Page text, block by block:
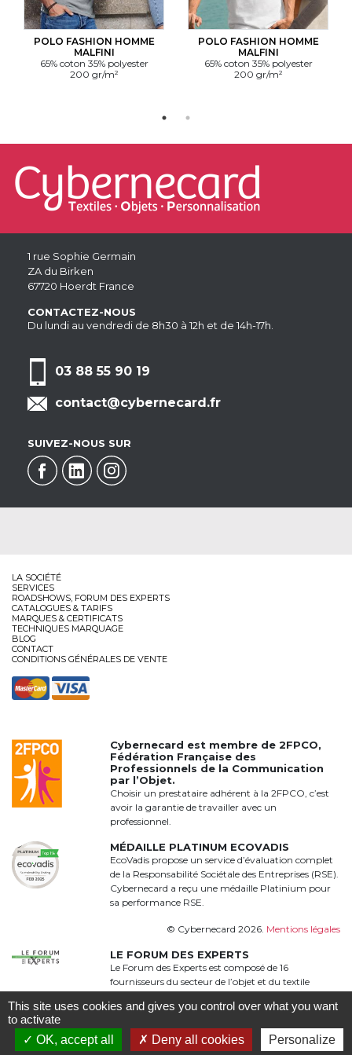
POLO FASHION HOMME
MALFINI
65% coton 35% polyester
200 gr/m²
POLO FASHION HOMME
MALFINI
65% coton 35% polyester
200 gr/m²
1 rue Sophie Germain
ZA du Birken
67720 Hoerdt France
CONTACTEZ-NOUS
Du lundi au vendredi de 8h30 à 12h et de 14h-17h.
03 88 55 90 19
contact@cybernecard.fr
SUIVEZ-NOUS SUR
LA SOCIÉTÉ
SERVICES
ROADSHOWS, FORUM DES EXPERTS
CATALOGUES & TARIFS
MARQUES & CERTIFICATS
TECHNIQUES MARQUAGE
BLOG
CONTACT
CONDITIONS GÉNÉRALES DE VENTE
Cybernecard est membre de2FPCO,
Fédération Française des
Professionnels de la Communication
par l’Objet.
Choisir un prestataire adhérent à la 2FPCO, c’est
avoir la garantie de travailler avec un
professionnel.
MÉDAILLE PLATINUM ECOVADIS
EcoVadis propose un service d’évaluation complet
de la Responsabilité Sociétale des Entreprises (RSE).
Cybernecard a reçu une médaille Platinium pour
sa performance RSE.
© Cybernecard 2026. Mentions légales
LE FORUM DES EXPERTS
Le Forum des Experts est composé de 16
fournisseurs du secteur de l’objet et du textile
qualitative et complémentaire à 360°
This site uses cookies and gives you control over what you want
to activate
OK, accept all
Deny all cookies Personalize